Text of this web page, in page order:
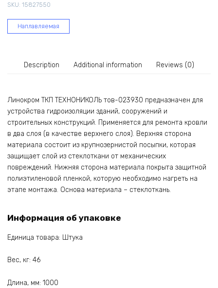
тов-023930
SKU: 15827550
Наплавляемая
Description Additional information Reviews (0)
Линокром ТКП ТЕХНОНИКОЛЬ тов-023930 предназначен для
устройства гидроизоляции зданий, сооружений и
строительных конструкций. Применяется для ремонта кровли
в два слоя (в качестве верхнего слоя). Верхняя сторона
материала состоит из крупнозернистой посыпки, которая
защищает слой из стеклоткани от механических
повреждений. Нижняя сторона материала покрыта защитной
полиэтиленовой пленкой, которую необходимо нагреть на
этапе монтажа. Основа материала – стеклоткань.
Информация об упаковке
Единица товара: Штука
Вес, кг: 46
Длина, мм: 1000